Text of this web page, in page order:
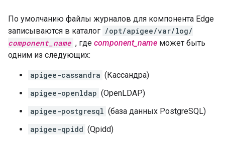
По умолчанию файлы журналов для компонента Edge
записываются в каталог /opt/apigee/var/log/
component_name , где component_name может быть
одним из следующих:
apigee-cassandra (Кассандра)
apigee-openldap (OpenLDAP)
apigee-postgresql (база данных PostgreSQL)
apigee-qpidd (Qpidd)